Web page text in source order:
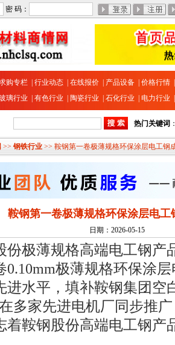
密 码：
购专栏 行业动态 在线报价 产品设备 价格行情
璃行业 有色行业 陶瓷行业 石化行业 电力行业
热门关键词
>> 钢铁行业 >> 鞍钢第一卷极薄规格环保涂层电工钢
鞍钢第一卷极薄规格环保涂层电工
日期：2026-05-15
极薄规格高端电工钢产
0.10mm极薄规格环保涂
进水平，填补鞍钢集团空
多家先进电机厂同步推
着鞍钢股份高端电工钢产